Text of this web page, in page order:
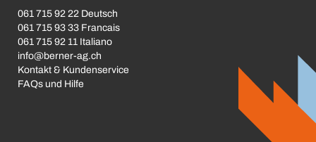
061 715 92 22 Deutsch
061 715 93 33 Francais
061 715 92 11 Italiano
info@berner-ag.ch
Kontakt & Kundenservice
FAQs und Hilfe